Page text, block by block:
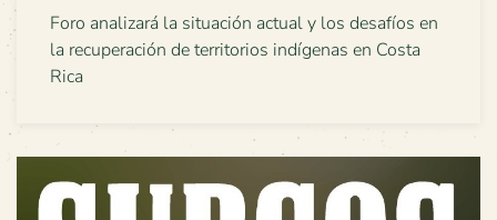
Foro analizará la situación actual y los desafíos en
la recuperación de territorios indígenas en Costa
Rica